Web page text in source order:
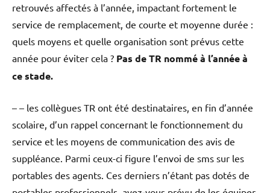
retrouvés affectés à l’année, impactant fortement le
service de remplacement, de courte et moyenne durée :
quels moyens et quelle organisation sont prévus cette
année pour éviter cela ? Pas de TR nommé à l’année à
ce stade.
– – les collègues TR ont été destinataires, en fin d’année
scolaire, d’un rappel concernant le fonctionnement du
service et les moyens de communication des avis de
suppléance. Parmi ceux-ci figure l’envoi de sms sur les
portables des agents. Ces derniers n’étant pas dotés de